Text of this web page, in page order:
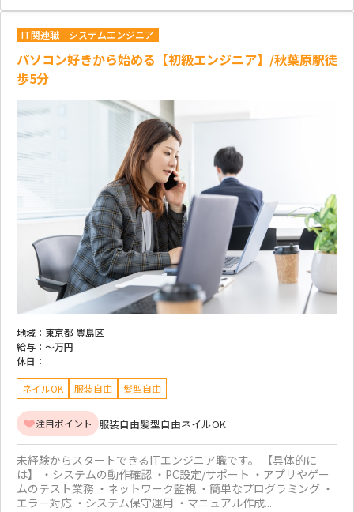
IT関連職 システムエンジニア
パソコン好きから始める【初級エンジニア】/秋葉原駅徒
歩5分
地域： 東京都 豊島区
給与： ～万円
休日：
ネイルOK 服装自由 髪型自由
注目ポイント 服装自由髪型自由ネイルOK
未経験からスタートできるITエンジニア職です。 【具体的に
は】 ・システムの動作確認 ・PC設定/サポート ・アプリやゲー
ムのテスト業務 ・ネットワーク監視 ・簡単なプログラミング ・
エラー対応 ・システム保守運用 ・マニュアル作成...